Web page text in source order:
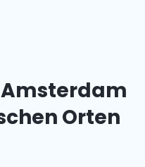
Orten